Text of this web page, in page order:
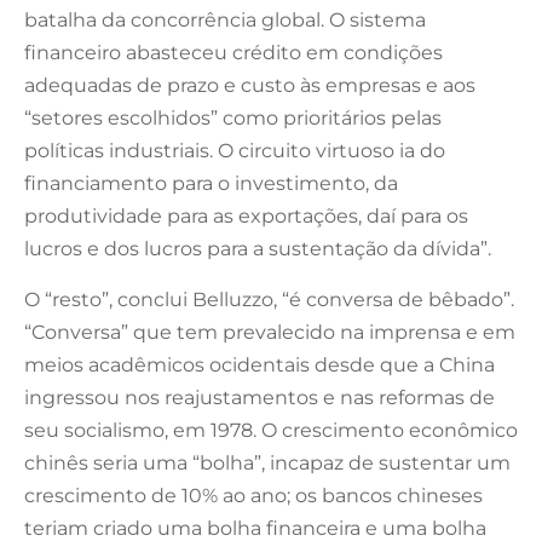
batalha da concorrência global. O sistema
financeiro abasteceu crédito em condições
adequadas de prazo e custo às empresas e aos
“setores escolhidos” como prioritários pelas
políticas industriais. O circuito virtuoso ia do
financiamento para o investimento, da
produtividade para as exportações, daí para os
lucros e dos lucros para a sustentação da dívida”.
O “resto”, conclui Belluzzo, “é conversa de bêbado”.
“Conversa” que tem prevalecido na imprensa e em
meios acadêmicos ocidentais desde que a China
ingressou nos reajustamentos e nas reformas de
seu socialismo, em 1978. O crescimento econômico
chinês seria uma “bolha”, incapaz de sustentar um
crescimento de 10% ao ano; os bancos chineses
teriam criado uma bolha financeira e uma bolha